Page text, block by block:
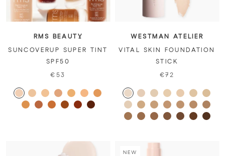
RMS BEAUTY
SUNCOVERUP SUPER TINT
SPF50
€53
WESTMAN ATELIER
VITAL SKIN FOUNDATION
STICK
€72
NEW